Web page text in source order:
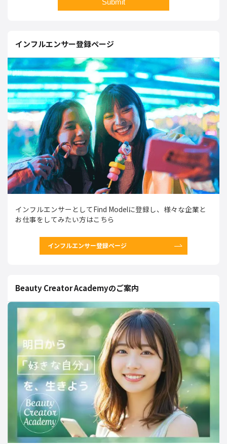
インフルエンサー登録ページ
インフルエンサーとしてFind Modelに登録し、様々な企業と
お仕事をしてみたい方はこちら
インフルエンサー登録ページ
Beauty Creator Academyのご案内